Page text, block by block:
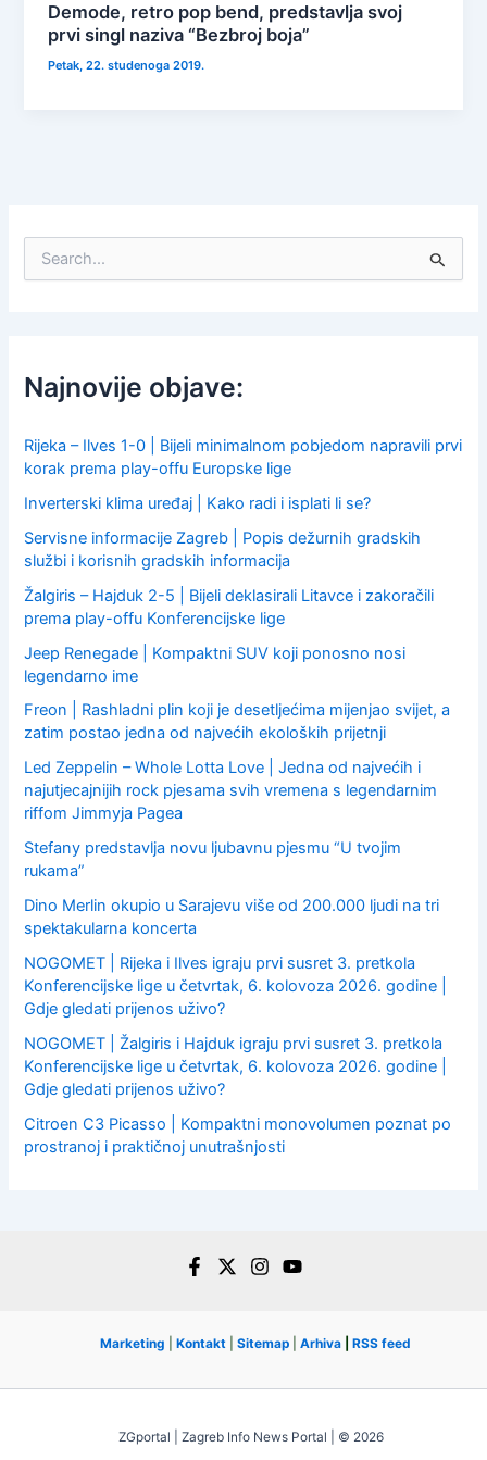
Demode, retro pop bend, predstavlja svoj
prvi singl naziva “Bezbroj boja”
Petak, 22. studenoga 2019.
f
o
:
Najnovije objave:
Rijeka – Ilves 1-0 | Bijeli minimalnom pobjedom napravili prvi
korak prema play-offu Europske lige
Inverterski klima uređaj | Kako radi i isplati li se?
Servisne informacije Zagreb | Popis dežurnih gradskih
službi i korisnih gradskih informacija
Žalgiris – Hajduk 2-5 | Bijeli deklasirali Litavce i zakoračili
prema play-offu Konferencijske lige
Jeep Renegade | Kompaktni SUV koji ponosno nosi
legendarno ime
Freon | Rashladni plin koji je desetljećima mijenjao svijet, a
zatim postao jedna od najvećih ekoloških prijetnji
Led Zeppelin – Whole Lotta Love | Jedna od najvećih i
najutjecajnijih rock pjesama svih vremena s legendarnim
riffom Jimmyja Pagea
Stefany predstavlja novu ljubavnu pjesmu “U tvojim
rukama”
Dino Merlin okupio u Sarajevu više od 200.000 ljudi na tri
spektakularna koncerta
NOGOMET | Rijeka i Ilves igraju prvi susret 3. pretkola
Konferencijske lige u četvrtak, 6. kolovoza 2026. godine |
Gdje gledati prijenos uživo?
NOGOMET | Žalgiris i Hajduk igraju prvi susret 3. pretkola
Konferencijske lige u četvrtak, 6. kolovoza 2026. godine |
Gdje gledati prijenos uživo?
Citroen C3 Picasso | Kompaktni monovolumen poznat po
prostranoj i praktičnoj unutrašnjosti
Marketing Kontakt Sitemap Arhiva RSS feed
ZGportal | Zagreb Info News Portal | © 2026